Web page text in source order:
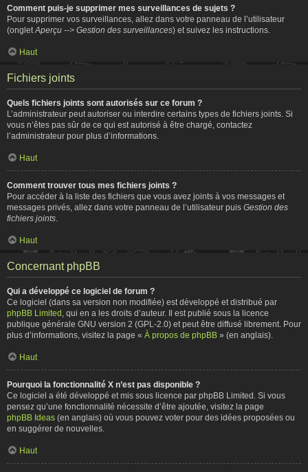
Comment puis-je supprimer mes surveillances de sujets ?
Pour supprimer vos surveillances, allez dans votre panneau de l’utilisateur
(onglet Aperçu --> Gestion des surveillances) et suivez les instructions.
Haut
Fichiers joints
Quels fichiers joints sont autorisés sur ce forum ?
L’administrateur peut autoriser ou interdire certains types de fichiers joints. Si
vous n’êtes pas sûr de ce qui est autorisé à être chargé, contactez
l’administrateur pour plus d’informations.
Haut
Comment trouver tous mes fichiers joints ?
Pour accéder à la liste des fichiers que vous avez joints à vos messages et
messages privés, allez dans votre panneau de l’utilisateur puis Gestion des
fichiers joints
Haut
Concernant phpBB
Qui a développé ce logiciel de forum ?
Ce logiciel (dans sa version non modifiée) est développé et distribué par
phpBB Limited , qui en a les droits d’auteur. Il est publié sous la licence
publique générale GNU version 2 (GPL-2.0) et peut être diffusé librement. Pour
plus d’informations, visitez la page « À propos de phpBB » (en anglais).
Haut
Pourquoi la fonctionnalité X n’est pas disponible ?
Ce logiciel a été développé et mis sous licence par phpBB Limited. Si vous
pensez qu’une fonctionnalité nécessite d’être ajoutée, visitez la page
phpBB Ideas (en anglais) où vous pouvez voter pour des idées proposées ou
en suggérer de nouvelles.
Haut